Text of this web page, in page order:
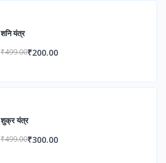
शनि यंत्र
₹499.00₹200.00
शुक्र यंत्र
₹499.00₹300.00